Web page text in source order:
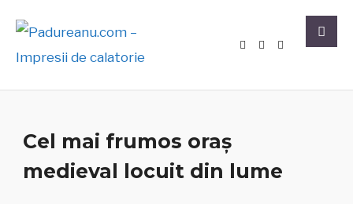
PE APE
SCRIS DEDOR | 31 IANUARIE 2019 | CITY BREAK
Cel mai frumos oraș
medieval locuit din lume